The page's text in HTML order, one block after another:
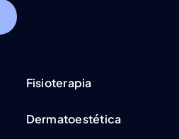
Fisioterapia
Dermatoestética